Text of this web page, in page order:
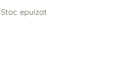
Stoc epuizat